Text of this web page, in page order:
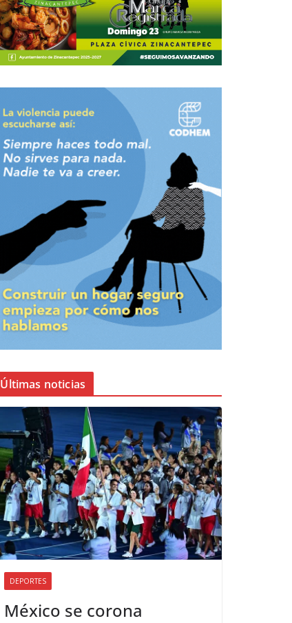
Últimas noticias
DEPORTES
México se corona